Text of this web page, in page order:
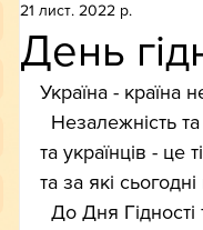
День
21 лист. 2022 р.
Україна - країна
та українців - це
та за які